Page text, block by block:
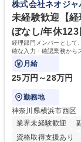
歴：大学院 大学 高専
株式会社ネオジャ
未経験歓迎【
ぼなし/年休
経理部門メンバーとして
確な入力・確認業務から
理知識を身につけていた
月給
25万円～28万円
勤務地
神奈川県横浜市西区
業界未経験歓迎
資格取得支援あり